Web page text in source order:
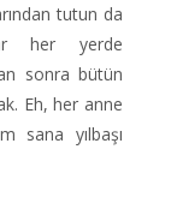
tutun da
her yerde
sonra bütün
Eh, her anne
sana yılbaşı